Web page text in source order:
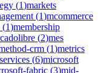
(1)markets
(1)mcommerce
(1)membership
(2)mes
crm (1)metrics
(6)microsoft
fabric (3)mid-